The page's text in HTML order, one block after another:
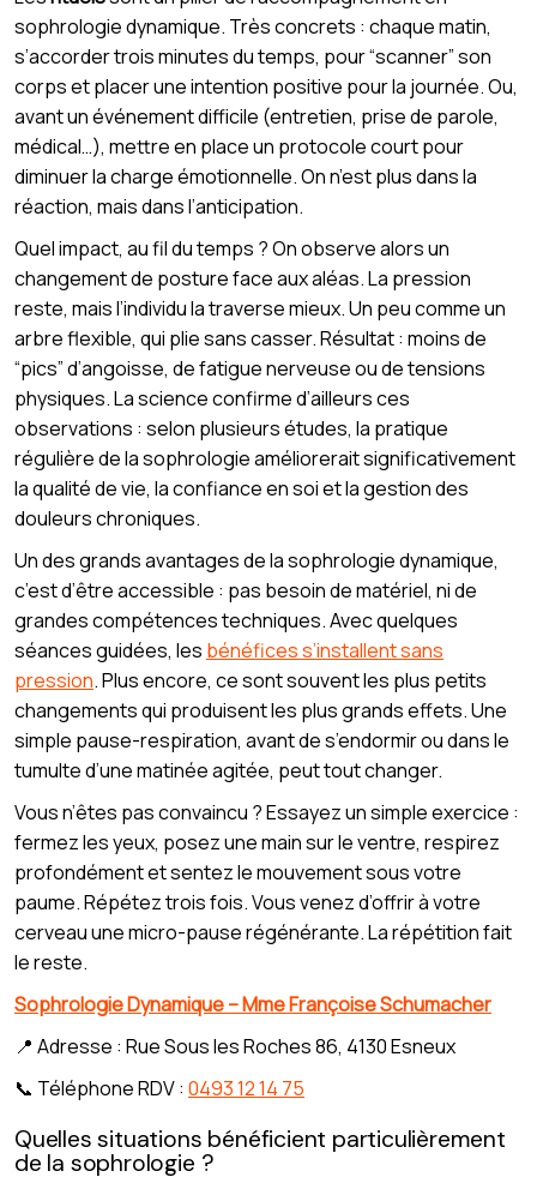
sophrologie dynamique. Très concrets : chaque matin,
s’accorder trois minutes du temps, pour “scanner” son
corps et placer une intention positive pour la journée. Ou,
avant un événement difficile (entretien, prise de parole,
médical…), mettre en place un protocole court pour
diminuer la charge émotionnelle. On n’est plus dans la
réaction, mais dans l’anticipation.
Quel impact, au fil du temps ? On observe alors un
changement de posture face aux aléas. La pression
reste, mais l’individu la traverse mieux. Un peu comme un
arbre flexible, qui plie sans casser. Résultat : moins de
“pics” d’angoisse, de fatigue nerveuse ou de tensions
physiques. La science confirme d’ailleurs ces
observations : selon plusieurs études, la pratique
régulière de la sophrologie améliorerait significativement
la qualité de vie, la confiance en soi et la gestion des
douleurs chroniques.
Un des grands avantages de la sophrologie dynamique,
c’est d’être accessible : pas besoin de matériel, ni de
grandes compétences techniques. Avec quelques
séances guidées, les bénéfices s’installent sans
pression. Plus encore, ce sont souvent les plus petits
changements qui produisent les plus grands effets. Une
simple pause-respiration, avant de s’endormir ou dans le
tumulte d’une matinée agitée, peut tout changer.
Vous n’êtes pas convaincu ? Essayez un simple exercice :
fermez les yeux, posez une main sur le ventre, respirez
profondément et sentez le mouvement sous votre
paume. Répétez trois fois. Vous venez d’offrir à votre
cerveau une micro-pause régénérante. La répétition fait
le reste.
Sophrologie Dynamique – Mme Françoise Schumacher
📍 Adresse : Rue Sous les Roches 86, 4130 Esneux
📞 Téléphone RDV : 0493 12 14 75
Quelles situations bénéficient particulièrement
de la sophrologie ?